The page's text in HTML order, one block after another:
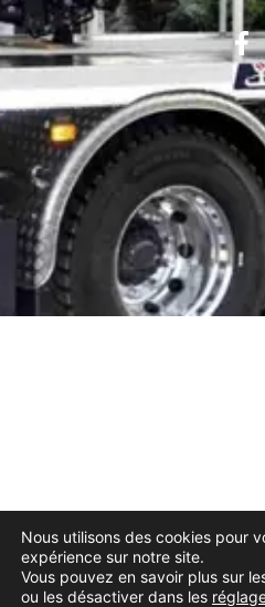
Nous utilisons des cookies pour
expérience sur notre site.
Vous pouvez en savoir plus sur
ou les désactiver dans les